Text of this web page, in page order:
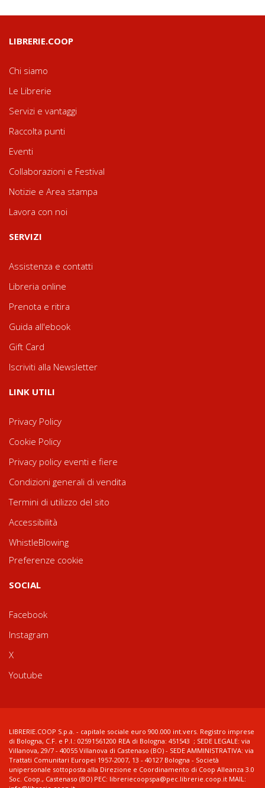
LIBRERIE.COOP
Chi siamo
Le Librerie
Servizi e vantaggi
Raccolta punti
Eventi
Collaborazioni e Festival
Notizie e Area stampa
Lavora con noi
SERVIZI
Assistenza e contatti
Libreria online
Prenota e ritira
Guida all'ebook
Gift Card
Iscriviti alla Newsletter
LINK UTILI
Privacy Policy
Cookie Policy
Privacy policy eventi e fiere
Condizioni generali di vendita
Termini di utilizzo del sito
Accessibilità
WhistleBlowing
Preferenze cookie
SOCIAL
Facebook
Instagram
X
Youtube
LIBRERIE.COOP S.p.a. - capitale sociale euro 900.000 int.vers. Registro imprese
di Bologna, C.F. e P.I.: 02591561200 REA di Bologna: 451543 ; SEDE LEGALE: via
Villanova, 29/7 - 40055 Villanova di Castenaso (BO) - SEDE AMMINISTRATIVA: via
Trattati Comunitari Europei 1957-2007, 13 - 40127 Bologna - Società
unipersonale sottoposta alla Direzione e Coordinamento di Coop Alleanza 3.0
Soc. Coop., Castenaso (BO) PEC: libreriecoopspa@pec.librerie.coop.it MAIL: